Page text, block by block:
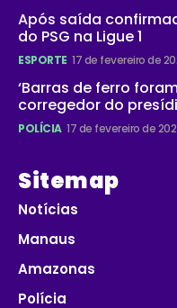
Após saída
do PSG na Ligue 1
ESPORTE 17 de fevereiro de
‘Barras de ferro
corregedor do
POLÍCIA 17 de fevereiro de
Sitemap
Notícias
Manaus
Amazonas
Polícia